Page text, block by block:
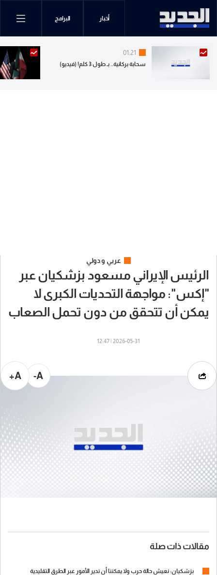
أخبار البرامج
01:21
سحابة بركانية.. بـ طول 3 كلم! (فيديو)
عربي و دولي
الرئيس الإيراني مسعود بزشكيان عبر
"إكس": مواجهة التحديات الكبرى لا
يمكن أن تتحقق من دون تحمل الصعاب
2026-05-31 | 12:47
A-
A+
مقالات ذات صلة
بزشكيان: نعيش حالة حرب ولا يمكننا أن ندير الأمور عبر الطرق التقليدية